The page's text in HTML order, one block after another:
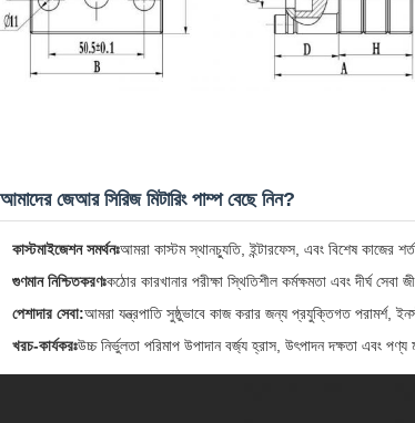
জেআর সিরিজ মিটারিং পাম্প বেছে নিন?
কাস্টমাইজেশন সমর্থনঃআমরা কাস্টম স্থানচ্যুতি, ইন্টারফেস, এবং বিশেষ কাজের
গুণমান নিশ্চিতকরণঃকঠোর কারখানার পরীক্ষা স্থিতিশীল কর্মক্ষমতা এবং দীর্ঘ সেবা
পেশাদার সেবা:আমরা যন্ত্রপাতি সুষ্ঠুভাবে কাজ করার জন্য প্রযুক্তিগত পরামর্শ,
খরচ-কার্যকরঃউচ্চ নির্ভুলতা পরিমাপ উপাদান বর্জ্য হ্রাস, উৎপাদন দক্ষতা এবং